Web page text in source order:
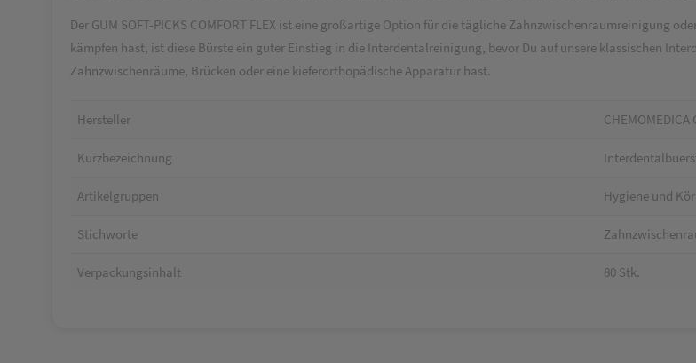
Der GUM SOFT-PICKS COMFORT FLEX ist eine großartige Option für die tägliche Zahnzwischenraumreinigung
kämpfen hast, ist diese Bürste ein guter Einstieg in die Interdentalreinigung, bevor Du auf unsere klassischen
Zahnzwischenräume, Brücken oder eine kieferorthopädische Apparatur hast.
Hersteller CHEMOMEDICA
Kurzbezeichnung
Artikelgruppen Hygiene und
Stichworte
Verpackungsinhalt 80 Stk.